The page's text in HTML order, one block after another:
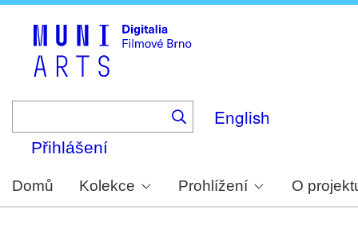
English
Přihlášení
Domů Kolekce Prohlížení O